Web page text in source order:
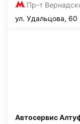
Пр-т
ул. Удальцова, 60
Автосервис